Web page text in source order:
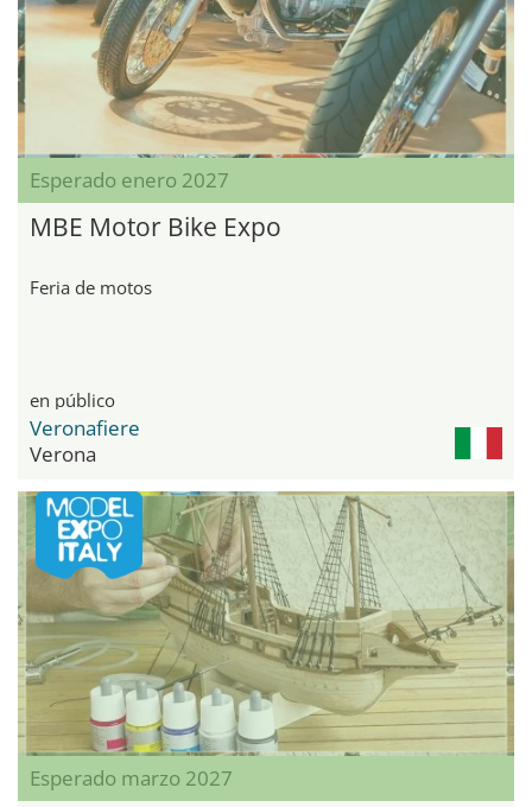
Esperado enero 2027
MBE Motor Bike Expo
Feria de motos
en público
Veronafiere
Verona
Esperado marzo 2027